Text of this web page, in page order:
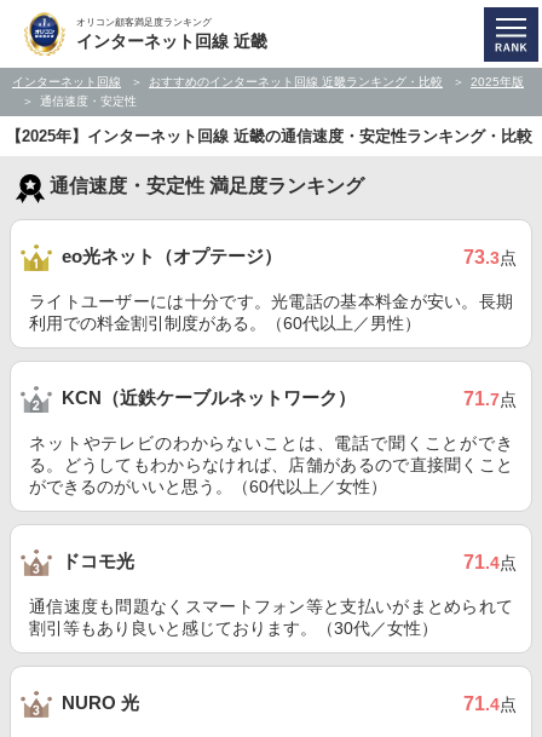
オリコン顧客満足度ランキング
インターネット回線 近畿
インターネット回線 おすすめのインターネット回線 近畿ランキング・比較
2025年版
通信速度・安定性
【2025年】インターネット回線 近畿の通信速度・安定性ランキング・比較
通信速度・安定性 満足度ランキング
eo光ネット（オプテージ） 73.3点
ライトユーザーには十分です。光電話の基本料金が安い。長期
利用での料金割引制度がある。（60代以上／男性）
KCN（近鉄ケーブルネットワーク） 71.7点
ネットやテレビのわからないことは、電話で聞くことができ
る。どうしてもわからなければ、店舗があるので直接聞くこと
ができるのがいいと思う。（60代以上／女性）
ドコモ光 71.4点
通信速度も問題なくスマートフォン等と支払いがまとめられて
割引等もあり良いと感じております。（30代／女性）
NURO 光 71.4点